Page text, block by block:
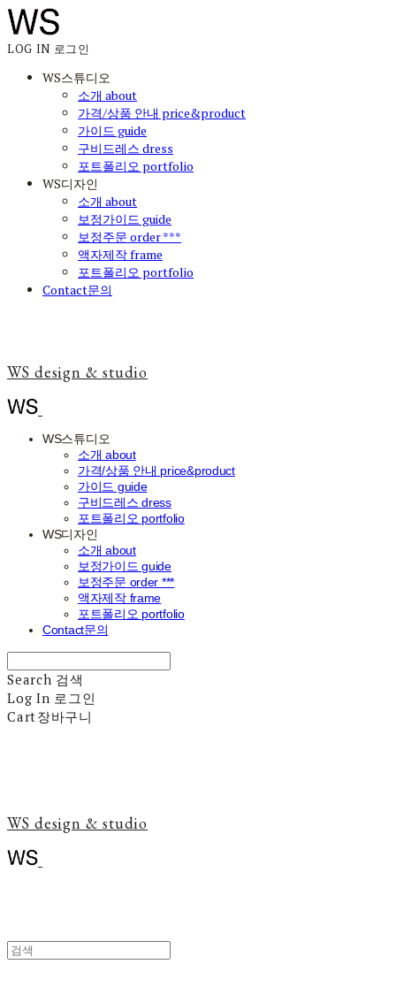
LOG IN 로그인
WS스튜디오
소개 about
가격/상품 안내 price&product
가이드 guide
구비드레스 dress
포트폴리오 portfolio
WS디자인
소개 about
보정가이드 guide
보정주문 order ***
액자제작 frame
포트폴리오 portfolio
Contact문의
WS design & studio
WS스튜디오
소개 about
가격/상품 안내 price&product
가이드 guide
구비드레스 dress
포트폴리오 portfolio
WS디자인
소개 about
보정가이드 guide
보정주문 order ***
액자제작 frame
포트폴리오 portfolio
Contact문의
Search 검색
Log In 로그인
Cart장바구니
WS design & studio